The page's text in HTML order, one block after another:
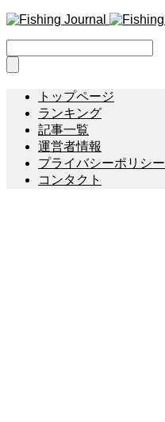
トップページ
ランキング
記事一覧
運営者情報
プライバシーポリシー
コンタクト